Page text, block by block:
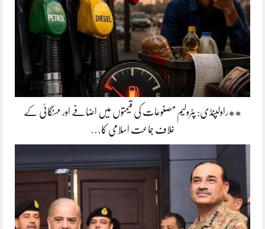
**راولپنڈی: پٹرولیم مصنوعات کی قیمتوں میں اضافے اور مہنگائی کے
خلاف جماعت اسلامی کا…